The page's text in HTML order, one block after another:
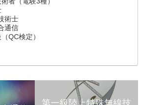
術士
通信
QC検定）